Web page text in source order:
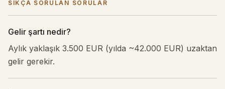
SIKÇA SORULAN SORULAR
Gelir şartı nedir?
Aylık yaklaşık 3.500 EUR (yılda ~42.000 EUR) uzaktan
gelir gerekir.